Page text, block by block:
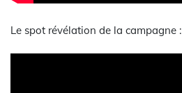
Le spot révélation de la campagne :